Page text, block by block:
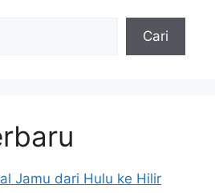
Cari
Jamu dari Hulu ke Hilir